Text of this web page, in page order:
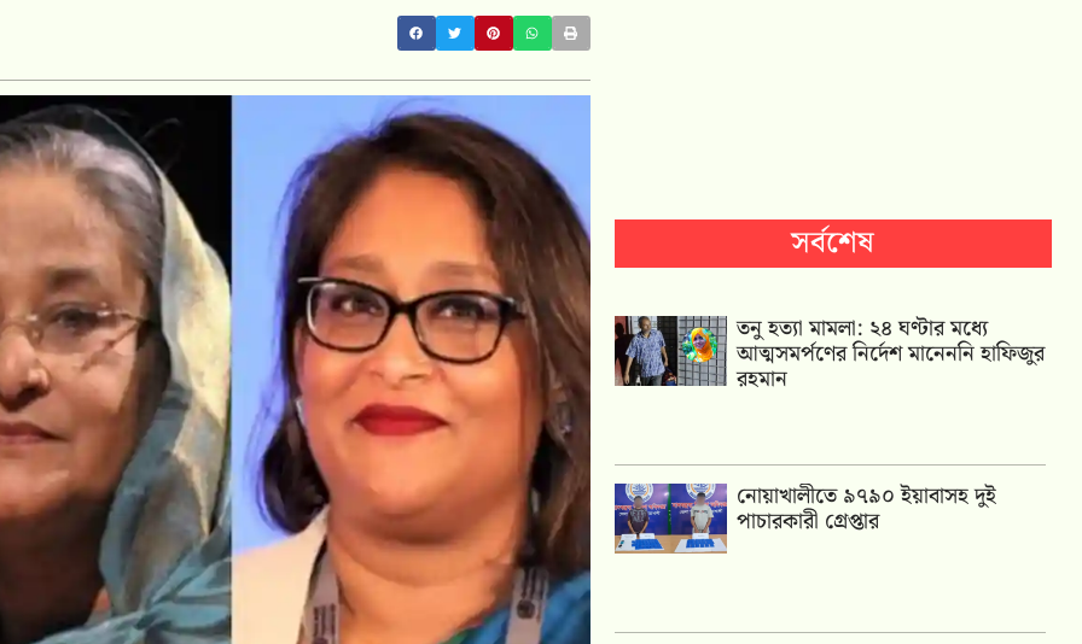
সর্বশেষ
তনু হত্যা মামলা: ২৪ ঘণ্টার মধ্যে
আত্মসমর্পণের নির্দেশ মানেননি হাফিজুর
রহমান
নোয়াখালীতে ৯৭৯০ ইয়াবাসহ দুই
পাচারকারী গ্রেপ্তার